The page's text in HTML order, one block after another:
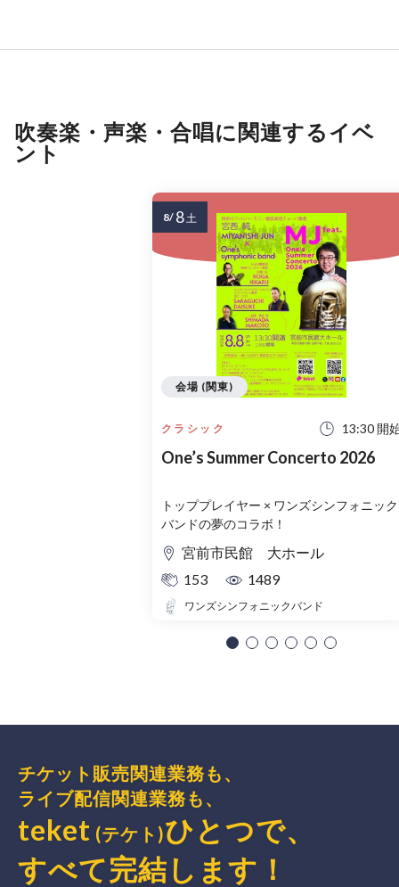
吹奏楽・声楽・合唱に関連するイベ
ント
クラシック 13:30 開
One’s Summer Concerto 2026
トッププレイヤー × ワンズシンフォニック
バンドの夢のコラボ！
宮前市民館 大ホール
153
1489
ワンズシンフォニックバンド
会場 (関東)
8/ 8土
チケット販売関連業務も、
ライブ配信関連業務も、
teket (テケト)ひとつで、
すべて完結 します ！